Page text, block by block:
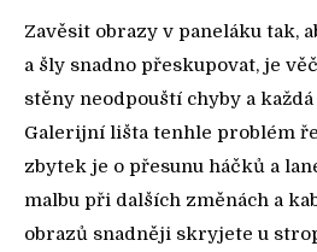
Zavěsit obrazy v paneláku tak,
a šly snadno přeskupovat, je
stěny neodpouští chyby a
Galerijní lišta tenhle problém
zbytek je o přesunu háčků a
malbu při dalších změnách a
obrazů snadněji skryjete u